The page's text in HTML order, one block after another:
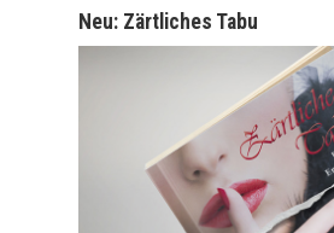
Neu: Zärtliches Tabu